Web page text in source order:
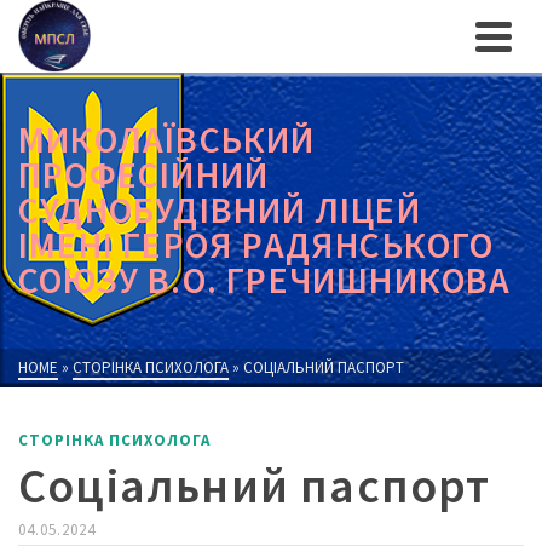
МИКОЛАЇВСЬКИЙ
ПРОФЕСІЙНИЙ
СУДНОБУДІВНИЙ ЛІЦЕЙ
ІМЕНІ ГЕРОЯ РАДЯНСЬКОГО
СОЮЗУ В.О. ГРЕЧИШНИКОВА
HOME » СТОРІНКА ПСИХОЛОГА » СОЦІАЛЬНИЙ ПАСПОРТ
СТОРІНКА ПСИХОЛОГА
Соціальний паспорт
04.05.2024